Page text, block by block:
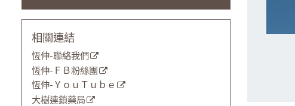
相關連結
恆伸-聯絡我們
恆伸-ＦＢ粉絲團
恆伸-ＹｏｕＴｕｂｅ
大樹連鎖藥局